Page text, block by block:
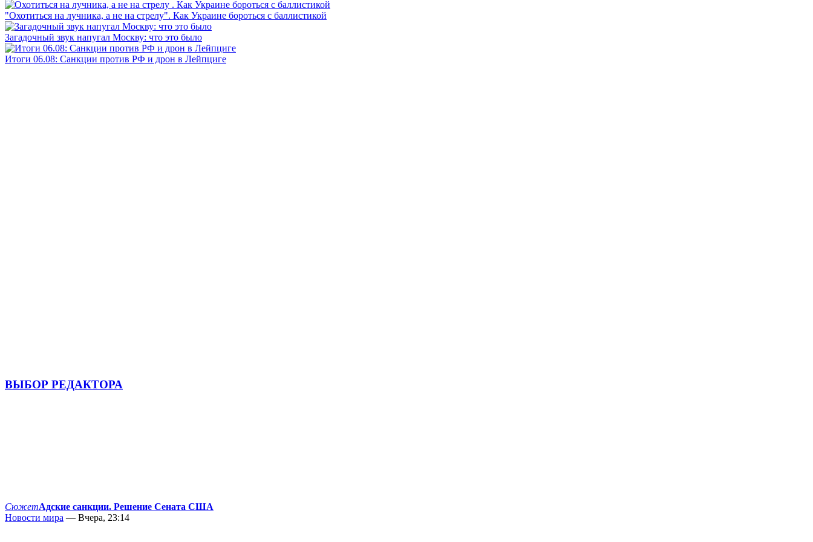
"Охотиться на лучника, а не на стрелу". Как Украине бороться с баллистикой
Загадочный звук напугал Москву: что это было
Итоги 06.08: Санкции против РФ и дрон в Лейпциге
ВЫБОР РЕДАКТОРА
СюжетАдские санкции. Решение Сената США
Новости мира — Вчера, 23:14